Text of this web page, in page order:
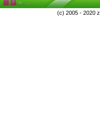
(c) 2005 - 2020